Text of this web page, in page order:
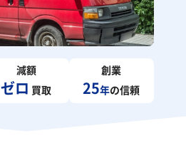
減額
ゼロ 買取
創業
25年の信頼